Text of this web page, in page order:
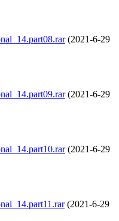
(2021-6-29
(2021-6-29
(2021-6-29
(2021-6-29